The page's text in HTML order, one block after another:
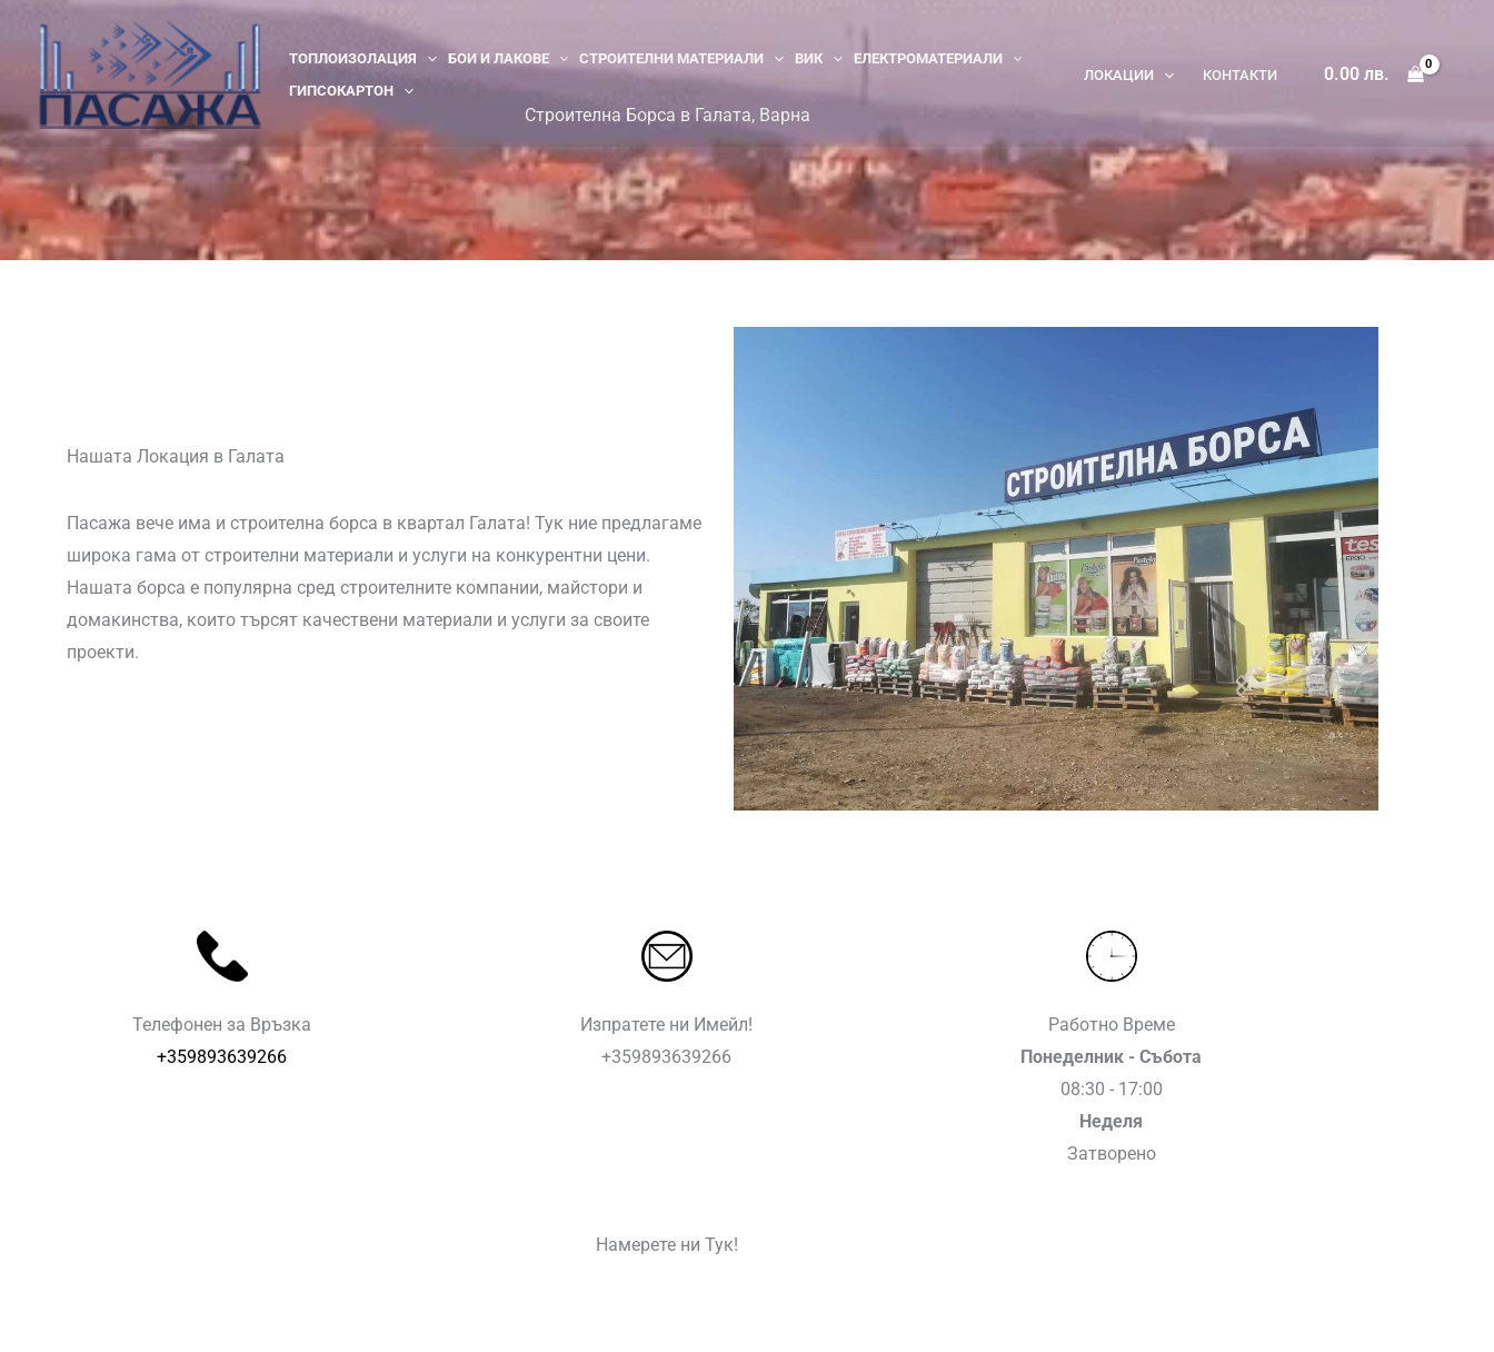
ТОПЛОИЗОЛАЦИЯ БОИ И ЛАКОВЕ СТРОИТЕЛНИ МАТЕРИАЛИ ВИК
ЕЛЕКТРОМАТЕРИАЛИ
ГИПСОКАРТОН
ЛОКАЦИИ КОНТАКТИ 0.00 лв.
Строителна Борса в Галата, Варна
Нашата Локация в Галата
Пасажа вече има и строителна борса в квартал Галата! Тук ние предлагаме
широка гама от строителни материали и услуги на конкурентни цени.
Нашата борса е популярна сред строителните компании, майстори и
домакинства, които търсят качествени материали и услуги за своите
проекти.
Телефонен за Връзка
+359893639266
Изпратете ни Имейл!
+359893639266
Работно Време
Понеделник - Събота
08:30 - 17:00
Неделя
Затворено
Намерете ни Тук!